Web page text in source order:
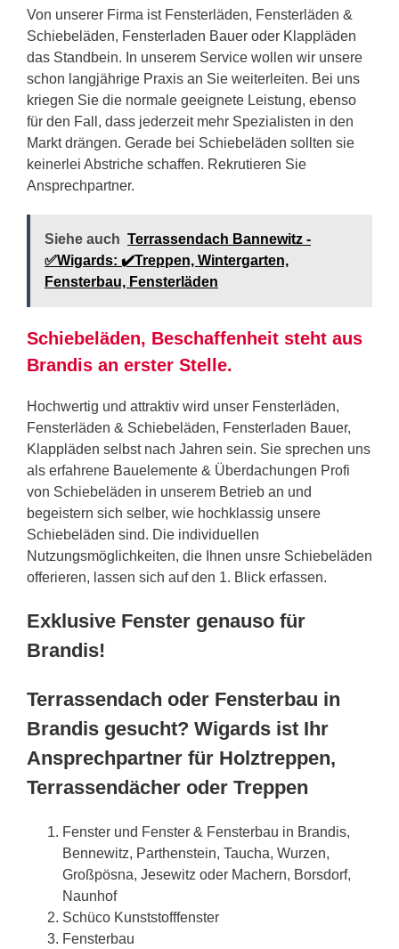
Von unserer Firma ist Fensterläden, Fensterläden &
Schiebeläden, Fensterladen Bauer oder Klappläden
das Standbein. In unserem Service wollen wir unsere
schon langjährige Praxis an Sie weiterleiten. Bei uns
kriegen Sie die normale geeignete Leistung, ebenso
für den Fall, dass jederzeit mehr Spezialisten in den
Markt drängen. Gerade bei Schiebeläden sollten sie
keinerlei Abstriche schaffen. Rekrutieren Sie
Ansprechpartner.
Siehe auch Terrassendach Bannewitz -
✅Wigards: ✔️Treppen, Wintergarten,
Fensterbau, Fensterläden
Schiebeläden, Beschaffenheit steht aus
Brandis an erster Stelle.
Hochwertig und attraktiv wird unser Fensterläden,
Fensterläden & Schiebeläden, Fensterladen Bauer,
Klappläden selbst nach Jahren sein. Sie sprechen uns
als erfahrene Bauelemente & Überdachungen Profi
von Schiebeläden in unserem Betrieb an und
begeistern sich selber, wie hochklassig unsere
Schiebeläden sind. Die individuellen
Nutzungsmöglichkeiten, die Ihnen unsre Schiebeläden
offerieren, lassen sich auf den 1. Blick erfassen.
Exklusive Fenster genauso für
Brandis!
Terrassendach oder Fensterbau in
Brandis gesucht? Wigards ist Ihr
Ansprechpartner für Holztreppen,
Terrassendächer oder Treppen
Fenster und Fenster & Fensterbau in Brandis,
Bennewitz, Parthenstein, Taucha, Wurzen,
Großpösna, Jesewitz oder Machern, Borsdorf,
Naunhof
Schüco Kunststofffenster
Fensterbau